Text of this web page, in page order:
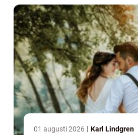
01 augusti 2026 Karl Lindgren